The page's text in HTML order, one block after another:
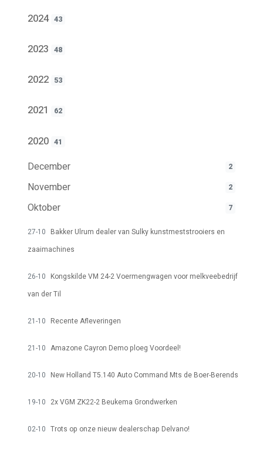
2024 43
2023 48
2022 53
2021 62
2020 41
December 2
November 2
Oktober 7
27-10 Bakker Ulrum dealer van Sulky kunstmeststrooiers en
zaaimachines
26-10 Kongskilde VM 24-2 Voermengwagen voor melkveebedrijf
van der Til
21-10 Recente Afleveringen
21-10 Amazone Cayron Demo ploeg Voordeel!
20-10 New Holland T5.140 Auto Command Mts de Boer-Berends
19-10 2x VGM ZK22-2 Beukema Grondwerken
02-10 Trots op onze nieuw dealerschap Delvano!